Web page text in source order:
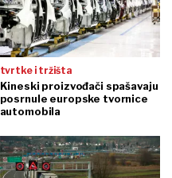
tvrtke i tržišta
Kineski proizvođači spašavaju
posrnule europske tvornice
automobila